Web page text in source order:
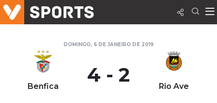
DOMINGO, 6 DE JANEIRO DE 2019
Benfica 4 - 2 Rio Ave